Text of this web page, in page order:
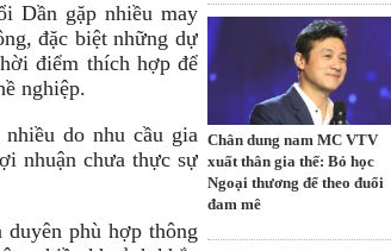
Dần gặp nhiều may
đặc biệt những dự
điểm thích hợp để
nghiệp.
do nhu cầu gia
nhuận chưa thực sự
phù hợp thông
Chân dung nam MC VTV
xuất thân gia thế: Bỏ học
Ngoại thương để theo đuổi
đam mê